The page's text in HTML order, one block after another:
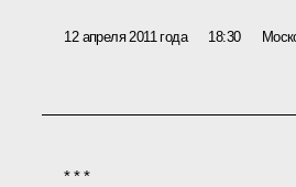
12 апреля 2011 года 18:30
* * *